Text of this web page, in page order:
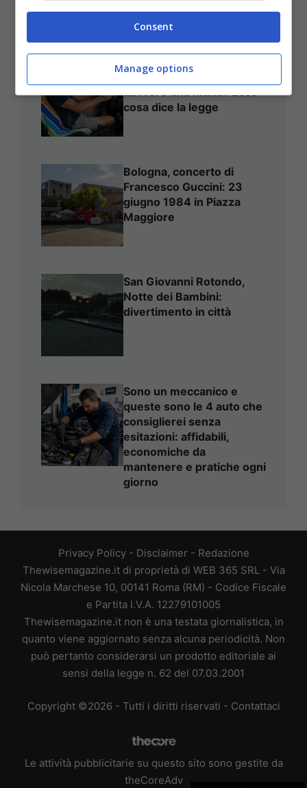
Asciugamano sul sedile
dell’auto: si rischia
davvero una multa? Ecco
cosa dice la legge
Bologna, concerto di
Francesco Guccini: 23
giugno 1984 in Piazza
Maggiore
San Giovanni Rotondo,
Notte dei Bambini:
divertimento in città
Sono un meccanico e
queste sono le 4 auto che
consiglierei senza
esitazioni: affidabili,
economiche da
mantenere e pratiche ogni
giorno
Privacy Policy- Disclaimer - Redazione
Thewisemagazine.it di proprietà di WEB 365 SRL - Via
Nicola Marchese 10, 00141 Roma (RM) - Codice Fiscale
e Partita I.V.A. 12279101005
Thewisemagazine.it non è una testata giornalistica, in
quanto viene aggiornato senza alcuna periodicità. Non
può pertanto considerarsi un prodotto editoriale ai
sensi della legge n. 62 del 07.03.2001
Copyright ©2026 - Tutti i diritti riservati - Contattaci
Le attività pubblicitarie su questo sito sono gestite da
theCoreAdv
Consent
Manage options